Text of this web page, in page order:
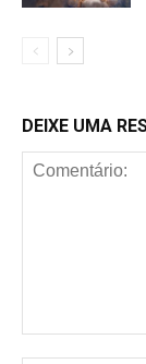
DEIXE UMA